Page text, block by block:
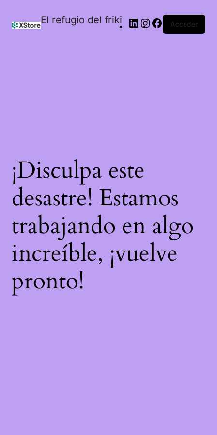
El refugio del friki Acceder
¡Disculpa este
desastre! Estamos
trabajando en algo
increíble, ¡vuelve
pronto!